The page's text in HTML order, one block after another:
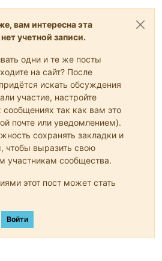
вам интересна эта
учетной записи.
одни и те же посты
на сайт? После
искать обсуждения
участие, настройте
так как вам это
почте или уведомлением).
сохранять закладки и
чтобы выразить свою
участникам сообщества.
этот пост может стать
Войти